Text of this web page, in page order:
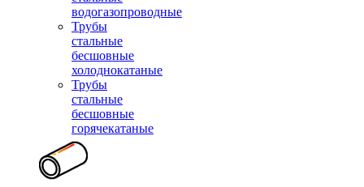
водогазопроводные
Трубы
стальные
бесшовные
холоднокатаные
Трубы
стальные
бесшовные
горячекатаные